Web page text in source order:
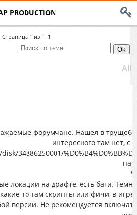
PRODUCTION
Страница 1 из 1 1
All
форумчане. Нашел в
интересного там нет, с
34886250001/
локации на драфте, есть баги.
то там скрипты или фичи, в
версии. Не рекомендуется